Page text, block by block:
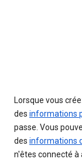
Lorsque vous
des informations
passe. Vous
des informations
n'êtes connecté à